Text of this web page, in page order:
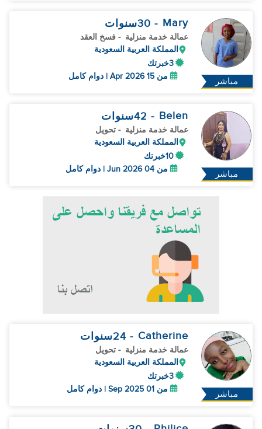
مباشر
Mary
- 30 سنوات
عمالة خدمة منزلية - فسخ العقد
المملكة العربية السعودية
3خبرتك
من 15 Apr 2026 | دوام كامل
مباشر
Belen
- 42 سنوات
عمالة خدمة منزلية - تحويل
المملكة العربية السعودية
10خبرتك
من 04 Jun 2026 | دوام كامل
مباشر
Catherine
- 24 سنوات
عمالة خدمة منزلية - تحويل
المملكة العربية السعودية
3خبرتك
من 01 Sep 2025 | دوام كامل